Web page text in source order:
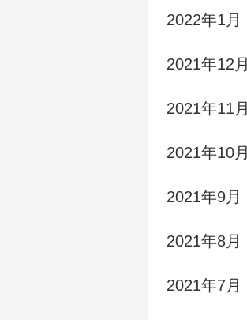
2022年1月
2021年12月
2021年11月
2021年10月
2021年9月
2021年8月
2021年7月